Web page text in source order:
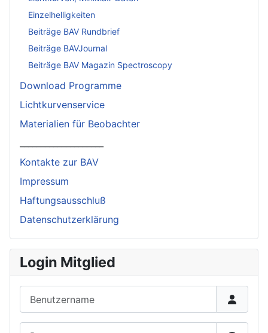
Einzelhelligkeiten
Beiträge BAV Rundbrief
Beiträge BAVJournal
Beiträge BAV Magazin Spectroscopy
Download Programme
Lichtkurvenservice
Materialien für Beobachter
Kontakte zur BAV
Impressum
Haftungsausschluß
Datenschutzerklärung
Login Mitglied